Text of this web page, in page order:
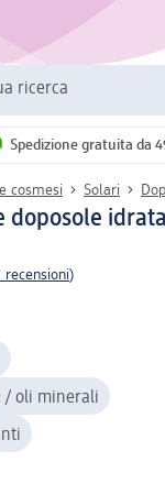
ricerca
Spedizione gratuita da
cosmesi Solari
doposole
recensioni)
/ oli minerali